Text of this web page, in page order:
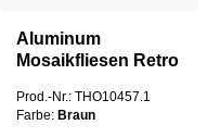
Aluminum
Mosaikfliesen Retro
75x75x8mm
Quadrat Braun
Prod.-Nr.: THO10457.1
Farbe: Braun